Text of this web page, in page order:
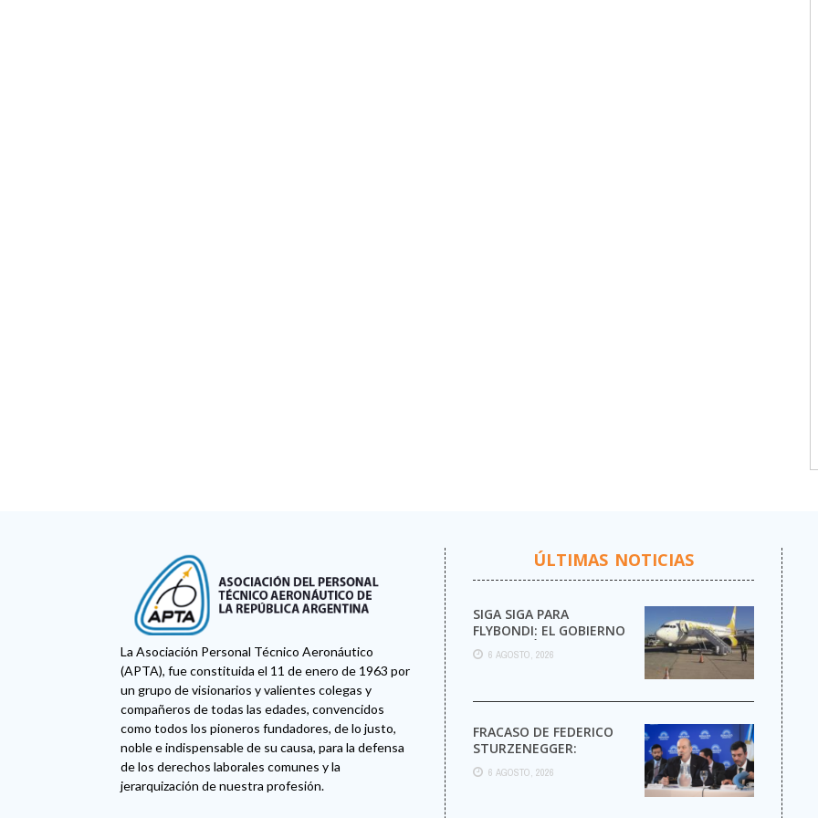
La Asociación Personal Técnico Aeronáutico
(APTA), fue constituida el 11 de enero de 1963 por
un grupo de visionarios y valientes colegas y
compañeros de todas las edades, convencidos
como todos los pioneros fundadores, de lo justo,
noble e indispensable de su causa, para la defensa
de los derechos laborales comunes y la
jerarquización de nuestra profesión.
ÚLTIMAS NOTICIAS
SIGA SIGA PARA
FLYBONDI: EL GOBIERNO
AUTORIZÓ LA VENTA DE
MÁS PASAJES
6 AGOSTO, 2026
FRACASO DE FEDERICO
STURZENEGGER:
6 AGOSTO, 2026